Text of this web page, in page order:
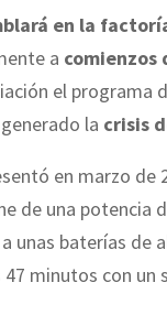
en la
a comienzos
el programa
la crisis
en marzo de
de una potencia
unas baterías de
47 minutos con